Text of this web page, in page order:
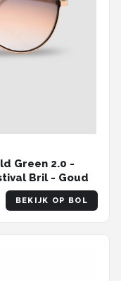
Green 2.0 -
Bril - Goud
BEKIJK OP BOL